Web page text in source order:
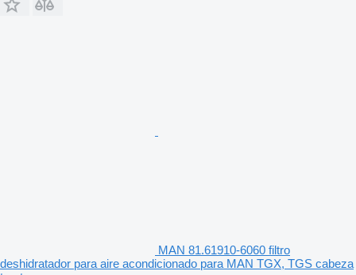
MAN 81.61910-6060 filtro
deshidratador para aire acondicionado para MAN TGX, TGS cabeza